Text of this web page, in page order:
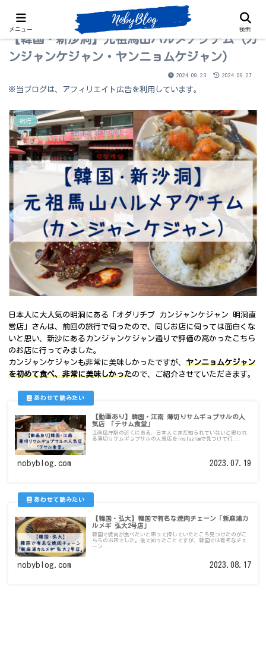
【韓国・新沙洞】元祖馬山ハルメアグチム (カ
ンジャンケジャン・ヤンニョムケジャン)
2024.09.23 2024.09.27
※当ブログは、アフィリエイト広告を利用しています。
旅行
日本人に大人気の明洞にある「オダリチプ カンジャンケジャン 明洞直
営店」さんは、前回の旅行で伺ったので、同じお店に伺っては面白くな
いと思い、新沙にあるカンジャンケジャン通りで評価の高かったこちら
のお店に行ってみました。
カンジャンケジャンも非常に美味しかったですが、 ヤンニョムケジャン
を初めて食べ、非常に美味しかったので、ご紹介させていただきます。
【動画あり】韓国・江南 薄切りサムギョプサルの人
気店 「テサム食堂」
江南区庁駅の近くにある、日本人にまだ知られていないと思われ
る薄切りサムギョプサルの人気店をInstagramで見つけて行...
nobyblog.com 2023.07.19
【韓国・弘大】韓国で有名な焼肉チェーン「新麻浦カ
ルメギ 弘大2号店」
韓国で焼肉が食べたいと思って探していたところ見つけたのがこ
ちらのお店でした。後で知ったことですが、韓国では有名なチェ
ーン...
nobyblog.com 2023.08.17
メニュー 検索